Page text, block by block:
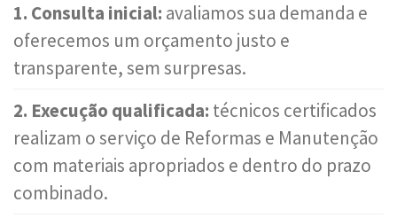
1. Consulta inicial: avaliamos sua demanda e
oferecemos um orçamento justo e
transparente, sem surpresas.
2. Execução qualificada: técnicos certificados
realizam o serviço de Reformas e Manutenção
com materiais apropriados e dentro do prazo
combinado.